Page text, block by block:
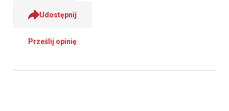
Udostępnij
Prześlij opinię